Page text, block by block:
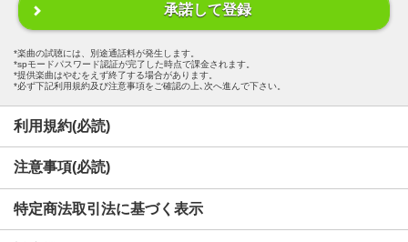
承諾して登録
楽曲の試聴には、別途通話料が発生します。
spモードパスワード認証が完了した時点で課金されます。
提供楽曲はやむをえず終了する場合があります。
必ず下記利用規約及び注意事項をご確認の上､次へ進んで下さい。
利用規約(必読)
注意事項(必読)
特定商法取引法に基づく表示